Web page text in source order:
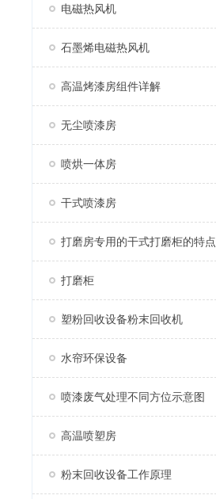
电磁热风机
石墨烯电磁热风机
高温烤漆房组件详解
无尘喷漆房
喷烘一体房
干式喷漆房
打磨房专用的干式打磨柜的特点
打磨柜
塑粉回收设备粉末回收机
水帘环保设备
喷漆废气处理不同方位示意图
高温喷塑房
粉末回收设备工作原理